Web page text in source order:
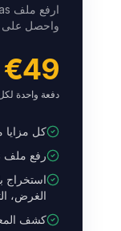
واحصل على
€49
دفعة واحدة
كل مزايا
رفع ملف France-Visas المكتمل بصيغة PDF
استخراج
الغرض،
كشف